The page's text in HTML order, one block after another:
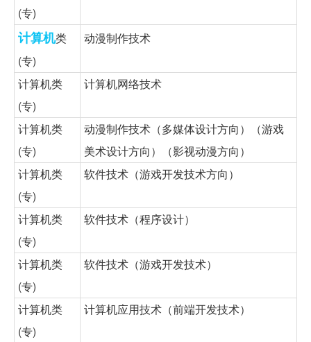
(专)
计算机类
(专)
动漫制作技术
计算机类
(专)
计算机网络技术
计算机类
(专)
动漫制作技术（多媒体设计方向）（游戏
美术设计方向）（影视动漫方向）
计算机类
(专)
软件技术（游戏开发技术方向）
计算机类
(专)
软件技术（程序设计）
计算机类
(专)
软件技术（游戏开发技术）
计算机类
(专)
计算机应用技术（前端开发技术）